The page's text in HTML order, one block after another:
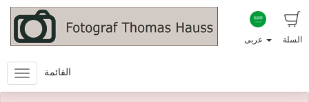
السلة
القائمة